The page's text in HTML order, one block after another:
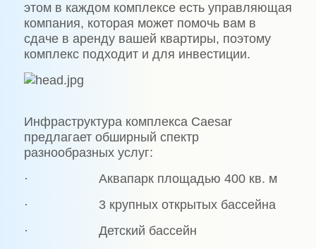
этом в каждом комплексе есть управляющая
компания, которая может помочь вам в
сдаче в аренду вашей квартиры, поэтому
комплекс подходит и для инвестиции.
Инфраструктура комплекса Caesar
предлагает обширный спектр
разнообразных услуг:
· Аквапарк площадью 400 кв. м
· 3 крупных открытых бассейна
· Детский бассейн